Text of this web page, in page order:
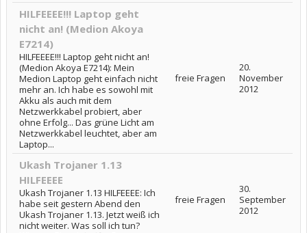
HILFEEEE!!! Laptop geht
nicht an! (Medion Akoya
E7214)
HILFEEEE!!! Laptop geht nicht an!
(Medion Akoya E7214): Mein
Medion Laptop geht einfach nicht
mehr an. Ich habe es sowohl mit
Akku als auch mit dem
Netzwerkkabel probiert, aber
ohne Erfolg... Das grüne Licht am
Netzwerkkabel leuchtet, aber am
Laptop...
freie Fragen
20.
November
2012
Ukash Trojaner 1.13
HILFEEEE
Ukash Trojaner 1.13 HILFEEEE: Ich
habe seit gestern Abend den
Ukash Trojaner 1.13. Jetzt weiß ich
nicht weiter. Was soll ich tun?
freie Fragen
30.
September
2012